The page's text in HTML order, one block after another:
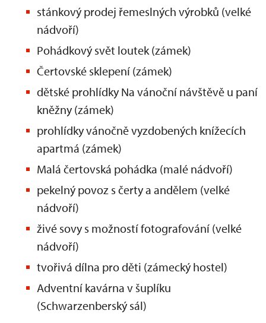
stánkový prodej řemeslných výrobků (velké
nádvoří)
Pohádkový svět loutek (zámek)
Čertovské sklepení (zámek)
dětské prohlídky Na vánoční návštěvě u paní
kněžny (zámek)
prohlídky vánočně vyzdobených knížecích
apartmá (zámek)
Malá čertovská pohádka (malé nádvoří)
pekelný povoz s čerty a andělem (velké
nádvoří)
živé sovy s možností fotografování (velké
nádvoří)
tvořivá dílna pro děti (zámecký hostel)
Adventní kavárna v šuplíku
(Schwarzenberský sál)